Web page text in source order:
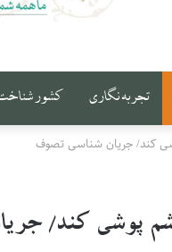
تجربه نگاری کشور
کند/ جریان شناسی تصوف
پوشی کند/